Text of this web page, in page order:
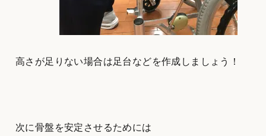
高さが足りない場合は足台などを作成しましょう！
次に骨盤を安定させるためには